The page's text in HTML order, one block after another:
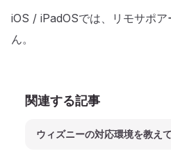
iOS / iPadOSでは、リモサポ
ん。
関連する記事
ウィズニーの対応環境を教え